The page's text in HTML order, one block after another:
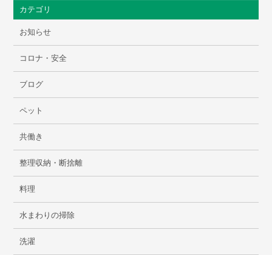
カテゴリ
お知らせ
コロナ・安全
ブログ
ペット
共働き
整理収納・断捨離
料理
水まわりの掃除
洗濯